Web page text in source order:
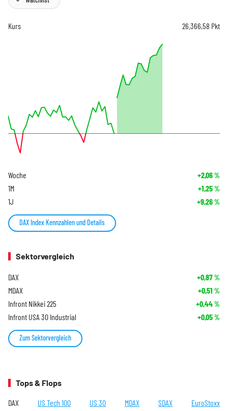
Kurs 26.366,58 Pkt
Woche +2,06%
1M +1,25%
1J +9,26%
DAX Index Kennzahlen und Details
Sektorvergleich
DAX +0,87%
MDAX +0,51 %
Infront Nikkei 225 +0,44%
Infront USA 30 Industrial +0,05%
Zum Sektorvergleich
Tops & Flops
DAX US Tech 100 US 30 MDAX SDAX EuroStoxx